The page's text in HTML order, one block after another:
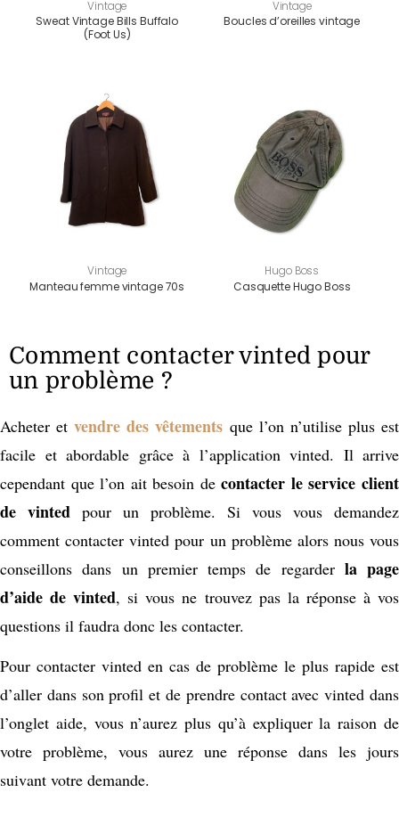
Vintage
Sweat Vintage Bills Buffalo
(Foot Us)
Vintage
Boucles d’oreilles vintage
Vintage
Manteau femme vintage 70s
Hugo Boss
Casquette Hugo Boss
Comment contacter vinted pour
un problème ?
Acheter et vendre des vêtements que l’on n’utilise plus est
facile et abordable grâce à l’application vinted. Il arrive
cependant que l’on ait besoin decontacter le service client
de vinted pour un problème. Si vous vous demandez
comment contacter vinted pour un problème alors nous vous
conseillons dans un premier temps de regarder la page
d’aide de vinted, si vous ne trouvez pas la réponse à vos
questions il faudra donc les contacter.
Pour contacter vinted en cas de problème le plus rapide est
d’aller dans son profil et de prendre contact avec vinted dans
l’onglet aide, vous n’aurez plus qu’à expliquer la raison de
votre problème, vous aurez une réponse dans les jours
suivant votre demande.